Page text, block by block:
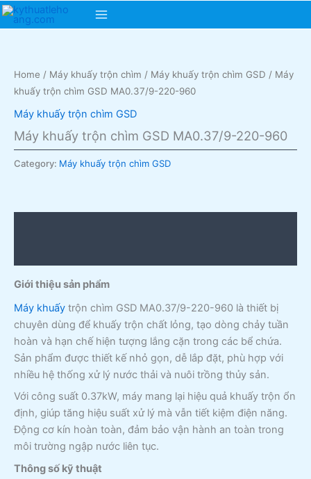
Skip
Main
Home / Máy khuấy trộn chìm / Máy khuấy trộn chìm GSD / Máy
khuấy trộn chìm GSD MA0.37/9-220-960
Máy khuấy trộn chìm GSD
Máy khuấy trộn chìm GSD MA0.37/9-220-960
Category: Máy khuấy trộn chìm GSD
Giới thiệu sản phẩm
Máy khuấy trộn chìm GSD MA0.37/9-220-960 là thiết bị
chuyên dùng để khuấy trộn chất lỏng, tạo dòng chảy tuần
hoàn và hạn chế hiện tượng lắng cặn trong các bể chứa.
Sản phẩm được thiết kế nhỏ gọn, dễ lắp đặt, phù hợp với
nhiều hệ thống xử lý nước thải và nuôi trồng thủy sản.
Với công suất 0.37kW, máy mang lại hiệu quả khuấy trộn ổn
định, giúp tăng hiệu suất xử lý mà vẫn tiết kiệm điện năng.
Động cơ kín hoàn toàn, đảm bảo vận hành an toàn trong
môi trường ngập nước liên tục.
Thông số kỹ thuật